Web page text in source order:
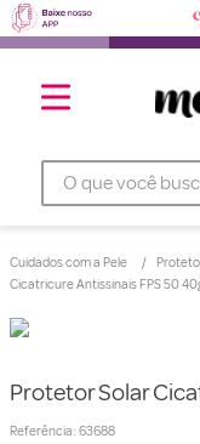
O que você busca
Cuidados com a Pele
Cicatricure Antissinais FPS 50
Protetor Solar
Referência: 63688